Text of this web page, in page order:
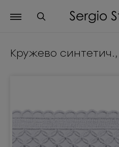
Кружево